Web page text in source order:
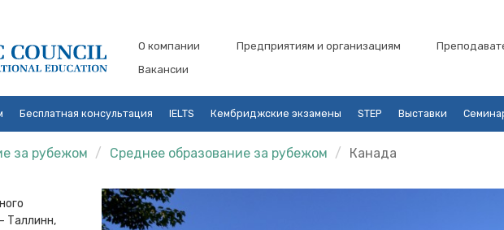
О компании Предприятиям и организациям
Вакансии
Бесплатная консультация IELTS Кембриджские экзамены STEP Выставки
за рубежом Среднее образование за рубежом Канада
Таллинн,